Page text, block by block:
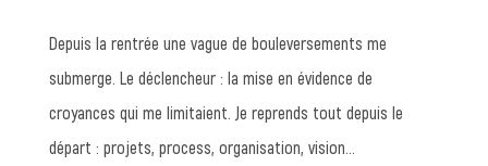
Depuis la rentrée une vague de bouleversements me
submerge. Le déclencheur : la mise en évidence de
croyances qui me limitaient. Je reprends tout depuis le
départ : projets, process, organisation, vision…